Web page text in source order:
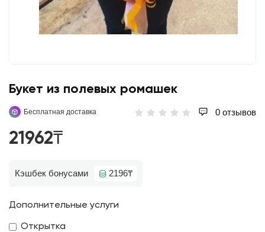
Букет из полевых ромашек
Бесплатная доставка 0 отзывов
21962₸
Кэшбек бонусами 2196₸
Дополнительные услуги
Открытка